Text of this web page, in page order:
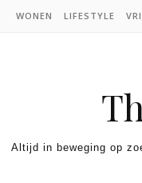
Skip to content
WONEN LIFESTYLE
Altijd in beweging op